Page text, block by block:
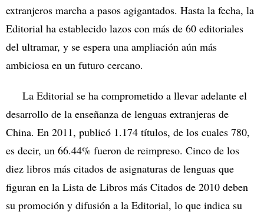
extranjeros marcha a pasos agigantados. Hasta la fecha, la
Editorial ha establecido lazos con más de 60 editoriales
del ultramar, y se espera una ampliación aún más
ambiciosa en un futuro cercano.
La Editorial se ha comprometido a llevar adelante el
desarrollo de la enseñanza de lenguas extranjeras de
China. En 2011, publicó 1.174 títulos, de los cuales 780,
es decir, un 66.44% fueron de reimpreso. Cinco de los
diez libros más citados de asignaturas de lenguas que
figuran en la Lista de Libros más Citados de 2010 deben
su promoción y difusión a la Editorial, lo que indica su